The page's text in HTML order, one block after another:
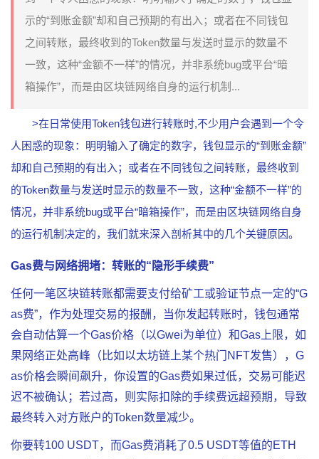
示的“到账金额”却和自己预期的有出入；或者在不同钱包
之间转账，最终收到的Token数量与发送时显示的数量不
一致，这种“金额不一样”的情况，并非系统bug或平台“暗
箱操作”，而是由区块链网络自身的运行机制...
>在日常使用Token钱包进行转账时,不少用户会遇到一个令
人困惑的现象：明明输入了确定的数字，钱包显示的“到账金额”
却和自己预期的有出入；或者在不同钱包之间转账，最终收到
的Token数量与发送时显示的数量不一致，这种“金额不一样”的
情况，并非系统bug或平台“暗箱操作”，而是由区块链网络自身
的运行机制决定的，我们就来深入剖析其中的几个关键原因。
Gas费与网络拥堵：转账的“隐形手续费”
任何一笔区块链转账都需要支付给矿工或验证节点一定的“G
as费”，作为处理交易的报酬，当你发起转账时，钱包通常
会自动估算一个Gas价格（以Gwei为单位）和Gas上限，如
果网络正处高峰（比如以太坊链上某个热门NFT发售），G
as价格会瞬间飙升，你设置的Gas费如果过低，交易可能迟
迟不被确认；若过高，则实际扣除的手续费远超预期，导致
最终转入对方账户的Token数量减少。
你要转100 USDT，而Gas费消耗了0.5 USDT等值的ETH